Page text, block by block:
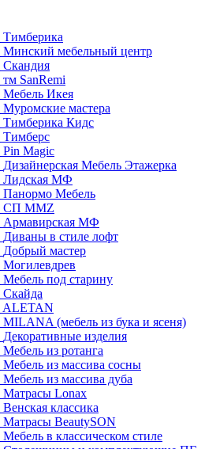
Тимберика
Минский мебельный центр
Скандия
тм SanRemi
Мебель Икея
Муромские мастера
Тимберика Кидс
Тимберс
Pin Magic
Дизайнерская Мебель Этажерка
Лидская МФ
Панормо Мебель
СП ММZ
Армавирская МФ
Диваны в стиле лофт
Добрый мастер
Могилевдрев
Мебель под старину
Скайда
ALETAN
MILANA (мебель из бука и ясеня)
Декоративные изделия
Мебель из ротанга
Мебель из массива сосны
Мебель из массива дуба
Матрасы Lonax
Венская классика
Матрасы BeautySON
Мебель в классическом стиле